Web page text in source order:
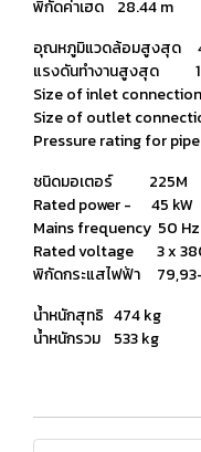
พิกัดค่าเฮด 28.44 m
อุณหภูมิแวดล้อมสูงสุด
แรงดันทำงานสูงสุด
Size of inlet
Size of outlet
Pressure rating for
ชนิดมอเตอร์ 225M
Rated power - 45 kW
Mains frequency 50 Hz
Rated voltage 3 x
พิกัดกระแสไฟฟ้า
น้ำหนักสุทธิ 474 kg
น้ำหนักรวม 533 kg